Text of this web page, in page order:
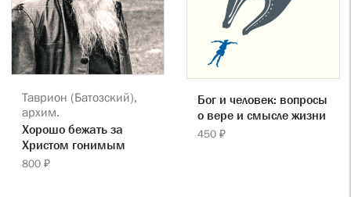
Таврион (Батозский),
архим.
Хорошо бежать за
Христом гонимым
800 ₽
Бог и человек: вопросы
о вере и смысле жизни
450 ₽